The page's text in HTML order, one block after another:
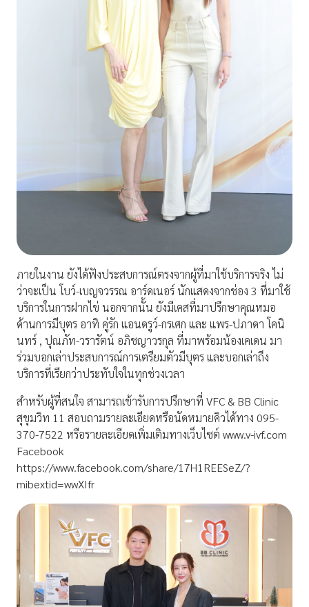
ภายในงาน ยังได้ฟังประสบการณ์ตรงจากผู้ที่มาใช้บริการจริง ไม่
ว่าจะเป็น โบว์-เบญจวรรณ อาร์ดเนอร์ นักแสดงจากช่อง 3 ที่มาใช้
บริการในการฝากไข่ นอกจากนั้น ยังมีเคสที่มาปรึกษาคุณหมอ
ด้านการมีบุตร อาทิ คู่รัก แอนดรูว์-กรเศก และ แพร-ปภาดา โคนิ
นทร์ , ปุณภัท-วรารัตน์ อภิชญาวรกุล ที่มาพร้อมน้องเคเดน มา
ร่วมบอกเล่าประสบการณ์การเตรียมตัวมีบุตร และบอกเล่าถึง
บริการที่เรียกว่าประทับใจในทุกช่วงเวลา
สำหรับผู้ที่สนใจ สามารถเข้ารับการปรึกษาที่ VFC & BB Clinic
สุขุมวิท 11 สอบถามรายละเอียดหรือนัดหมายคิวได้ทาง 095-
370-7522 หรือรายละเอียดเพิ่มเติมทางเว็บไซต์ www.v-ivf.com
Facebook
https://www.facebook.com/share/17H1REESeZ/?
mibextid=wwXIfr